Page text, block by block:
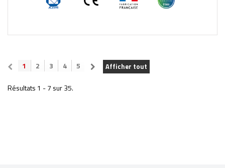
Afficher tout
1 2 3 4 5
Résultats 1 - 7 sur 35.